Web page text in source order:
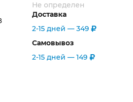
Не определен
Доставка
2-15 дней — 349
Самовывоз
2-15 дней — 149